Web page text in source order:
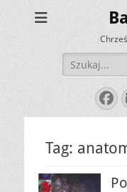
Szukaj:
Tag: